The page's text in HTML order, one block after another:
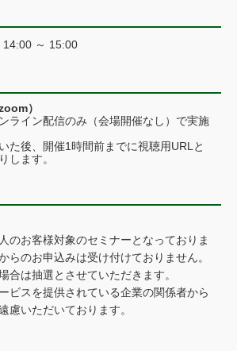
～ 15:00
）
ライン配信のみ（会場開催なし）で実施
た後、開催1時間前までに視聴用URLと
します。
のお客様対象のセミナーとなっておりま
らのお申込みは受け付けておりません。
合は抽選とさせていただきます。
ビスを提供されている企業の関係者から
慮いただいております。